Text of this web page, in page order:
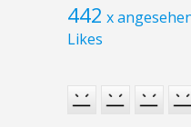
442 x
Likes